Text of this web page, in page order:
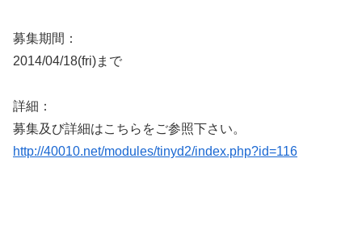
募集期間：
2014/04/18(fri)まで
詳細：
募集及び詳細はこちらをご参照下さい。
http://40010.net/modules/tinyd2/index.php?id=116